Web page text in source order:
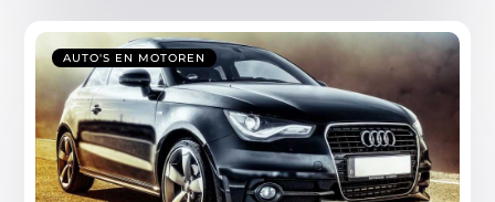
AUTO'S EN MOTOREN